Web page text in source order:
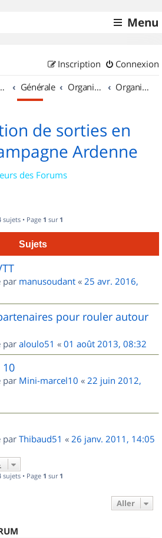
Menu
Connexion
Inscription
Générale Organisation de sorties & Recherche de partenaires Organisation de sorties en région Champagne Ardenne
de sorties en
Ardenne
des Forums
sujets • Page 1 sur 1
Sujets
par manusoudant « 25 avr. 2016,
pour rouler autour
par aloulo51 « 01 août 2013, 08:32
10
par Mini-marcel10 « 22 juin 2012,
par Thibaud51 « 26 janv. 2011, 14:05
sujets • Page 1 sur 1
Aller